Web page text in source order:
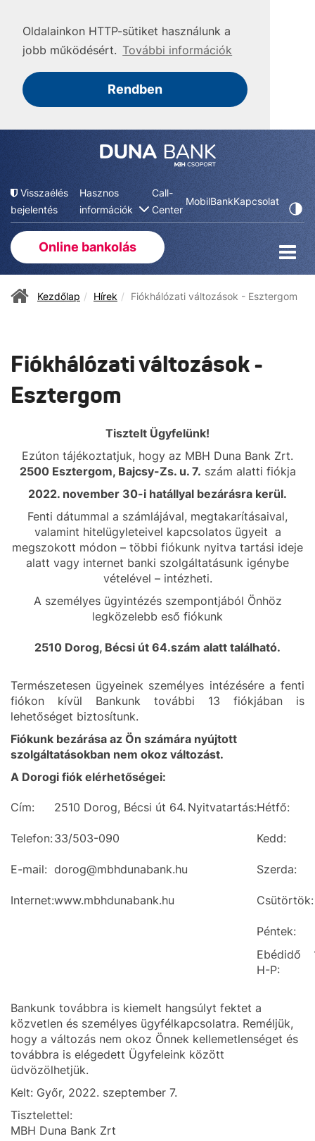
Oldalainkon HTTP-sütiket használunk a
jobb működésért. További információk
Rendben
Visszaélés
bejelentés
Hasznos
információk
Call-
Center
MobilBankKapcsolat
Online bankolás
Kezdőlap Hírek Fiókhálózati változások - Esztergom
Fiókhálózati változások -
Esztergom
Tisztelt Ügyfelünk!
Ezúton tájékoztatjuk, hogy az MBH Duna Bank Zrt.
2500 Esztergom, Bajcsy-Zs. u. 7. szám alatti fiókja
2022. november 30-i hatállyal bezárásra kerül.
Fenti dátummal a számlájával, megtakarításaival,
valamint hitelügyleteivel kapcsolatos ügyeit a
megszokott módon – többi fiókunk nyitva tartási ideje
alatt vagy internet banki szolgáltatásunk igénybe
vételével – intézheti.
A személyes ügyintézés szempontjából Önhöz
legközelebb eső fiókunk
2510 Dorog, Bécsi út 64.szám alatt található.
Természetesen ügyeinek személyes intézésére a fenti
fiókon kívül Bankunk további 13 fiókjában is
lehetőséget biztosítunk.
Fiókunk bezárása az Ön számára nyújtott
szolgáltatásokban nem okoz változást.
A Dorogi fiók elérhetőségei:
Cím: 2510 Dorog, Bécsi út 64. Nyitvatartás:Hétfő:
Telefon:33/503-090 Kedd:
E-mail: dorog@mbhdunabank.hu Szerda:
Internet:www.mbhdunabank.hu Csütörtök:
Péntek:
Ebédidő
H-P:
Bankunk továbbra is kiemelt hangsúlyt fektet a
közvetlen és személyes ügyfélkapcsolatra. Reméljük,
hogy a változás nem okoz Önnek kellemetlenséget és
továbbra is elégedett Ügyfeleink között
üdvözölhetjük.
Kelt: Győr, 2022. szeptember 7.
Tisztelettel:
MBH Duna Bank Zrt